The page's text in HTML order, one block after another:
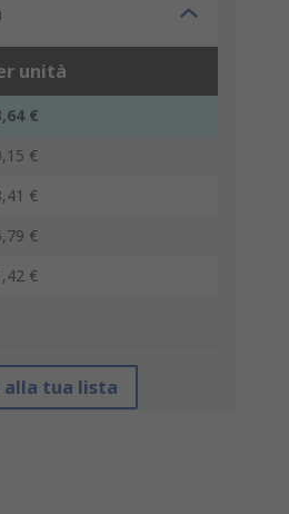
unità
€
€
€
€
€
alla tua lista